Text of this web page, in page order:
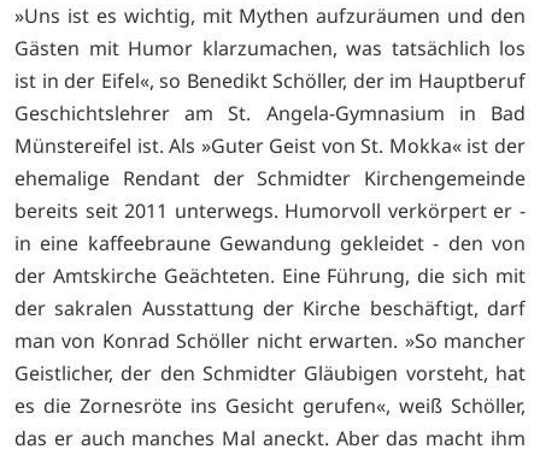
»Uns ist es wichtig, mit Mythen aufzuräumen und den
Gästen mit Humor klarzumachen, was tatsächlich los
ist in der Eifel«, so Benedikt Schöller, der im Hauptberuf
Geschichtslehrer am St. Angela-Gymnasium in Bad
Münstereifel ist. Als »Guter Geist von St. Mokka« ist der
ehemalige Rendant der Schmidter Kirchengemeinde
bereits seit 2011 unterwegs. Humorvoll verkörpert er -
in eine kaffeebraune Gewandung gekleidet - den von
der Amtskirche Geächteten. Eine Führung, die sich mit
der sakralen Ausstattung der Kirche beschäftigt, darf
man von Konrad Schöller nicht erwarten. »So mancher
Geistlicher, der den Schmidter Gläubigen vorsteht, hat
es die Zornesröte ins Gesicht gerufen«, weiß Schöller,
das er auch manches Mal aneckt. Aber das macht ihm